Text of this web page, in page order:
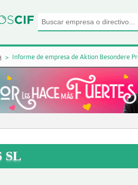
Informe de empresa de Aktion Besondere
SL